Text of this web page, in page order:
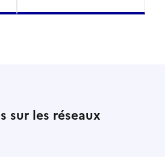
sur les réseaux